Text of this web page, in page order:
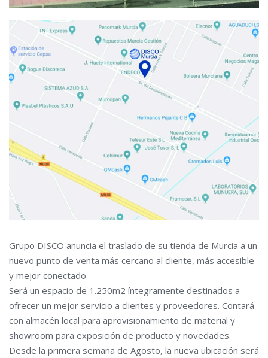
Grupo DISCO anuncia el traslado de su tienda de Murcia a un
nuevo punto de venta más cercano al cliente, más accesible
y mejor conectado.
Será un espacio de 1.250m2 íntegramente destinados a
ofrecer un mejor servicio a clientes y proveedores. Contará
con almacén local para aprovisionamiento de material y
showroom para exposición de producto y novedades.
Desde la primera semana de Agosto, la nueva ubicación será